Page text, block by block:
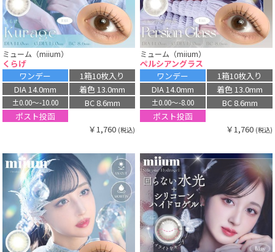
ミューム（miium）
くらげ
ワンデー
1箱10枚入り
DIA 14.0mm
着色 13.0mm
±0.00〜-10.00
BC 8.6mm
ポスト投函
￥1,760 (税込)
ミューム（miium）
ペルシアングラス
ワンデー
1箱10枚入り
DIA 14.0mm
着色 13.0mm
±0.00〜-8.00
BC 8.6mm
ポスト投函
￥1,760 (税込)